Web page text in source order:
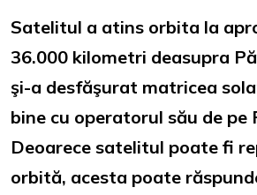
Satelitul a atins orbita la
36.000 kilometri deasupra
şi-a desfăşurat matricea
bine cu operatorul său de pe
Deoarece satelitul poate fi
orbită, acesta poate